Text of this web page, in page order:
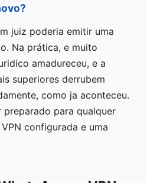
juiz poderia emitir uma
Na prática, e muito
amadureceu, e a
superiores derrubem
como ja aconteceu.
preparado para qualquer
configurada e uma